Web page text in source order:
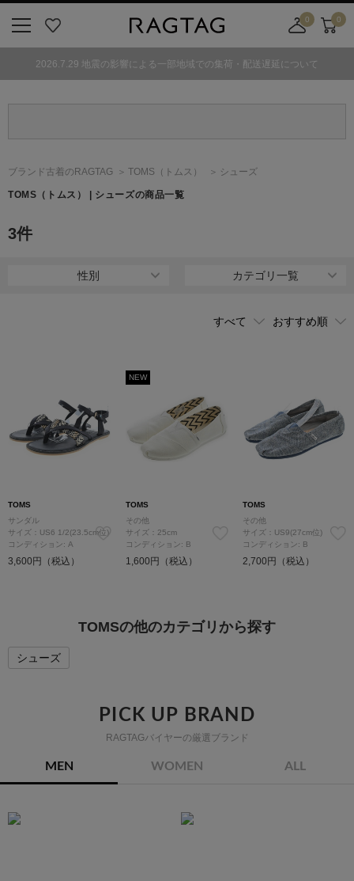
気
0
舗
カ
0
2026.7.29 地震の影響による一部地域での集荷・配送遅延について
ブランド古着のRAGTAG TOMS （トムス） シューズ
TOMS （トムス） | シューズの商品一覧
3件
性別 カテゴリ一覧
TOMS
サンダル
サイズ：US6 1/2(23.5cm位)
コンディション: A
3,600円（税込）
NEW
TOMS
その他
サイズ：25cm
コンディション: B
1,600円（税込）
TOMS
その他
サイズ：US9(27cm位)
コンディション: B
2,700円（税込）
TOMSの他のカテゴリから探す
シューズ
PICK UP BRAND
RAGTAGバイヤーの厳選ブランド
MEN WOMEN ALL